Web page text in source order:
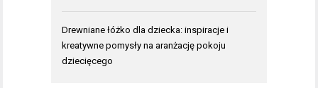
Drewniane łóżko dla dziecka: inspiracje i
kreatywne pomysły na aranżację pokoju
dziecięcego